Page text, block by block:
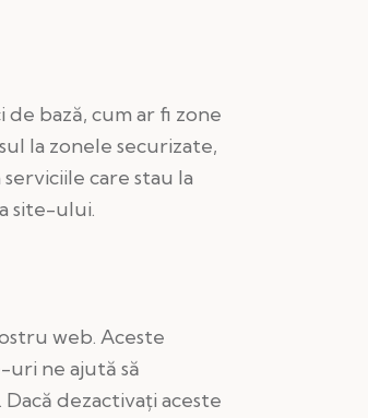
bază, cum ar fi zone
la zonele securizate,
care stau la
site-ului.
web. Aceste
uri ne ajută să
dezactivaţi aceste